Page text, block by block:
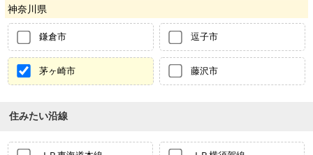
神奈川県
鎌倉市 逗子市
茅ヶ崎市 藤沢市
住みたい沿線